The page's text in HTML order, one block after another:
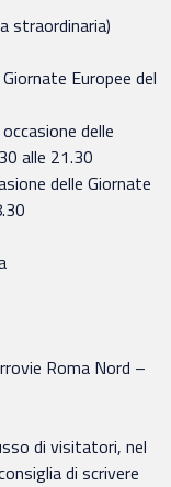
straordinaria)
Europee del
delle
alle 21.30
delle Giornate
Roma Nord –
di visitatori, nel
di scrivere